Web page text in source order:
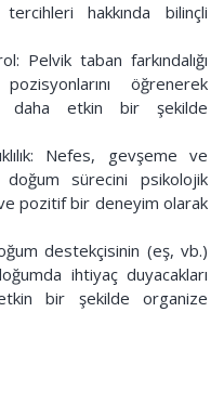
hakkında bilinçli
Pelvik taban farkındalığı
öğrenerek
daha etkin bir şekilde
Nefes, gevşeme ve
sürecini psikolojik
pozitif bir deneyim olarak
destekçisinin (eş, vb.)
ihtiyaç duyacakları
bir şekilde organize